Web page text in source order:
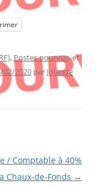
,Postes pourvus, et
02/2020 par Jolande
/ Comptable à 40%
Chaux-de-Fonds →